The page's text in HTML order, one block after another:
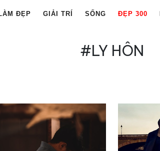
ĐẸP GIẢI TRÍ SỐNG ĐẸP 300
#LY HÔN